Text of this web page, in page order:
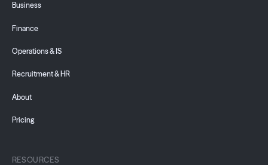
Business
Finance
Operations & IS
Recruitment & HR
About
Pricing
RESOURCES